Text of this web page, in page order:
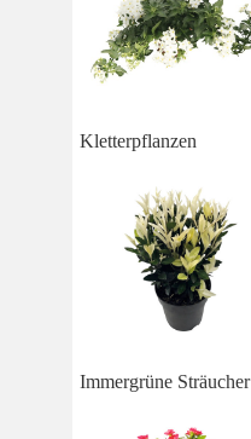
Kletterpflanzen
Immergrüne Sträucher